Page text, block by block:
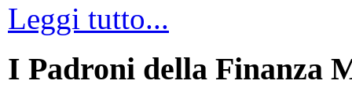
Leggi tutto...
I Padroni della Finanza